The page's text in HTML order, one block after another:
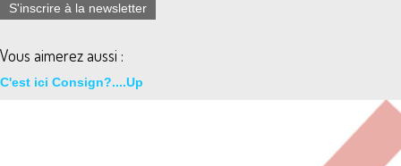
S'inscrire à la newsletter
Vous aimerez aussi :
C'est ici Consign?....Up